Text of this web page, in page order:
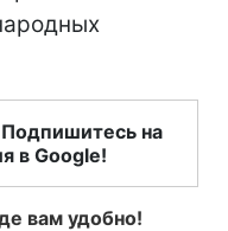
Подпишитесь на
в Google!
вам удобно!